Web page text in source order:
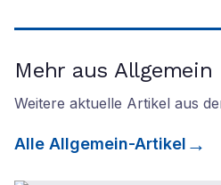
Mehr aus Allgemein
Weitere aktuelle Artikel aus
Alle Allgemein-Artikel